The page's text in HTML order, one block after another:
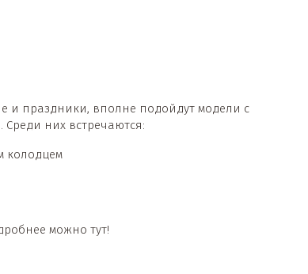
и праздники, вполне подойдут модели с
Среди них встречаются:
колодцем
можно тут!